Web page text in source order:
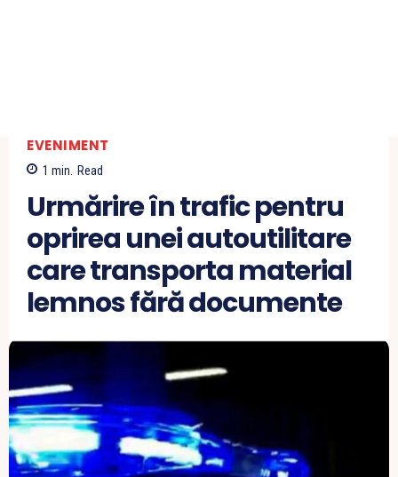
EVENIMENT
1 min. Read
Urmărire în trafic pentru
oprirea unei autoutilitare
care transporta material
lemnos fără documente